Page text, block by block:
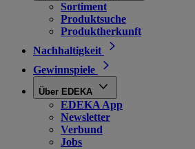
Sortiment
Produktsuche
Produktherkunft
Nachhaltigkeit
Gewinnspiele
Über EDEKA
EDEKA App
Newsletter
Verbund
Jobs